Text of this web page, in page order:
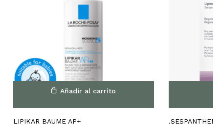
No hay productos en el
Añadir al carrito
LIPIKAR BAUME AP+